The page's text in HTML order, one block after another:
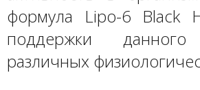
формула Lipo-6 Black
поддержки
различных